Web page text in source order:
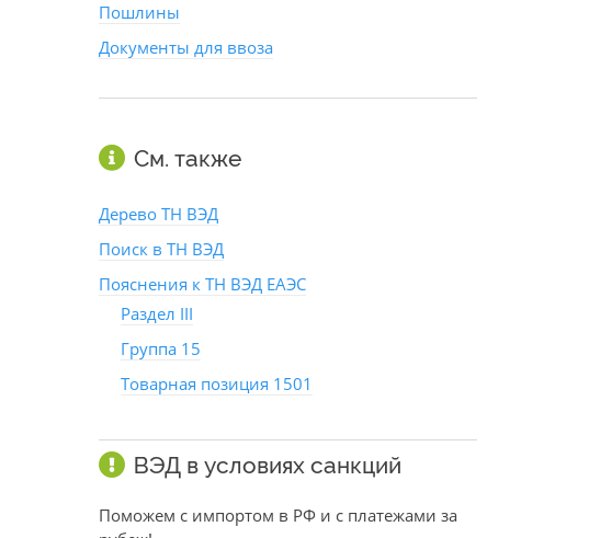
Пошлины
Документы для ввоза
См. также
Дерево ТН ВЭД
Поиск в ТН ВЭД
Пояснения к ТН ВЭД ЕАЭС
Раздел III
Группа 15
Товарная позиция 1501
ВЭД в условиях санкций
Поможем с импортом в РФ и с платежами за